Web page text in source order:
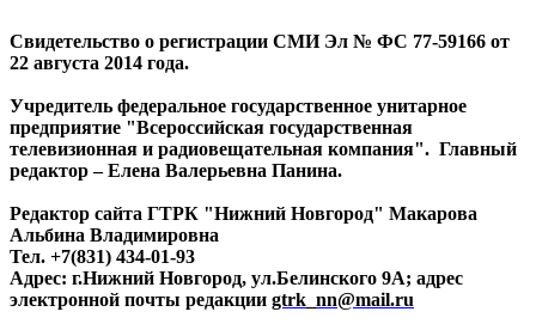
Свидетельство о регистрации СМИ Эл № ФС 77-59166 от
22 августа 2014 года.
Учредитель федеральное государственное унитарное
предприятие "Всероссийская государственная
телевизионная и радиовещательная компания". Главный
редактор – Елена Валерьевна Панина.
Редактор сайта ГТРК "Нижний Новгород" Макарова
Альбина Владимировна
Тел. +7(831) 434-01-93
Адрес: г.Нижний Новгород, ул.Белинского 9А; адрес
электронной почты редакции gtrk_nn@mail.ru